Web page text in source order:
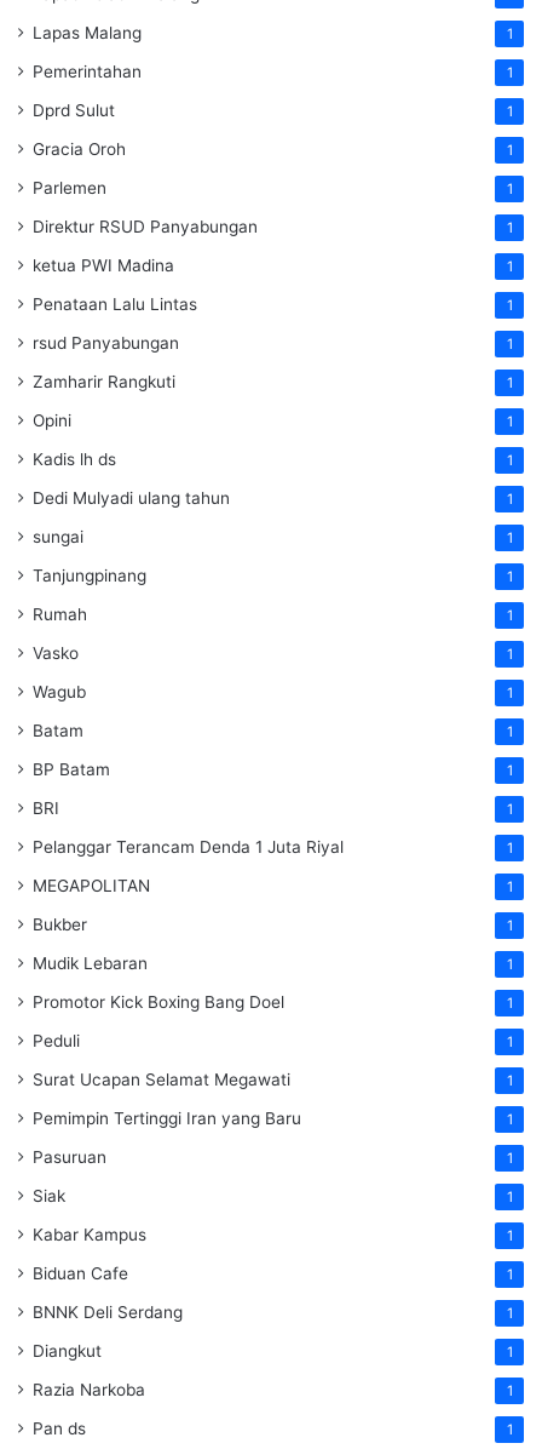
Lapas Malang 1
Pemerintahan 1
Dprd Sulut 1
Gracia Oroh 1
Parlemen 1
Direktur RSUD Panyabungan 1
ketua PWI Madina 1
Penataan Lalu Lintas 1
rsud Panyabungan 1
Zamharir Rangkuti 1
Opini 1
Kadis lh ds 1
Dedi Mulyadi ulang tahun 1
sungai 1
Tanjungpinang 1
Rumah 1
Vasko 1
Wagub 1
Batam 1
BP Batam 1
BRI 1
Pelanggar Terancam Denda 1 Juta Riyal 1
MEGAPOLITAN 1
Bukber 1
Mudik Lebaran 1
Promotor Kick Boxing Bang Doel 1
Peduli 1
Surat Ucapan Selamat Megawati 1
Pemimpin Tertinggi Iran yang Baru 1
Pasuruan 1
Siak 1
Kabar Kampus 1
Biduan Cafe 1
BNNK Deli Serdang 1
Diangkut 1
Razia Narkoba 1
Pan ds 1